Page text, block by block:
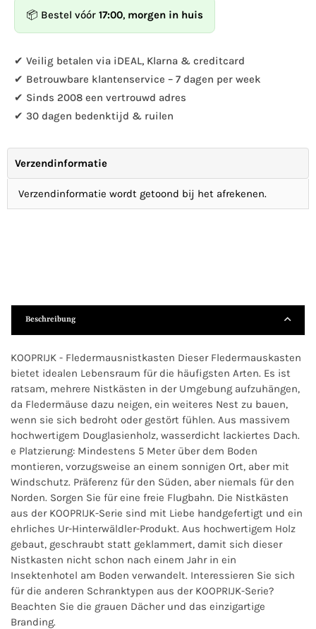
Kooprijk
-
erhöhen
📦 Bestel vóór 17:00, morgen in huis
✔ Veilig betalen via iDEAL, Klarna & creditcard
✔ Betrouwbare klantenservice – 7 dagen per week
✔ Sinds 2008 een vertrouwd adres
✔ 30 dagen bedenktijd & ruilen
Verzendinformatie
Verzendinformatie wordt getoond bij het afrekenen.
Beschreibung
KOOPRIJK - Fledermausnistkasten Dieser Fledermauskasten
bietet idealen Lebensraum für die häufigsten Arten. Es ist
ratsam, mehrere Nistkästen in der Umgebung aufzuhängen,
da Fledermäuse dazu neigen, ein weiteres Nest zu bauen,
wenn sie sich bedroht oder gestört fühlen. Aus massivem
hochwertigem Douglasienholz, wasserdicht lackiertes Dach.
e Platzierung: Mindestens 5 Meter über dem Boden
montieren, vorzugsweise an einem sonnigen Ort, aber mit
Windschutz. Präferenz für den Süden, aber niemals für den
Norden. Sorgen Sie für eine freie Flugbahn. Die Nistkästen
aus der KOOPRIJK-Serie sind mit Liebe handgefertigt und ein
ehrliches Ur-Hinterwäldler-Produkt. Aus hochwertigem Holz
gebaut, geschraubt statt geklammert, damit sich dieser
Nistkasten nicht schon nach einem Jahr in ein
Insektenhotel am Boden verwandelt. Interessieren Sie sich
für die anderen Schranktypen aus der KOOPRIJK-Serie?
Beachten Sie die grauen Dächer und das einzigartige
Branding.